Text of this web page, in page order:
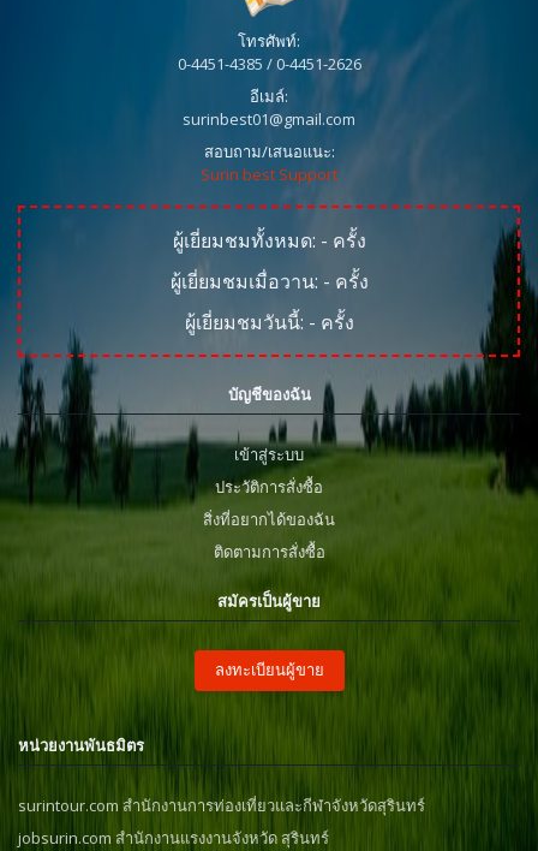
โทรศัพท์:
0-4451-4385 / 0-4451-2626
อีเมล์:
surinbest01@gmail.com
สอบถาม/เสนอแนะ:
Surin best Support
ผู้เยี่ยมชมทั้งหมด: - ครั้ง
ผู้เยี่ยมชมเมื่อวาน: - ครั้ง
ผู้เยี่ยมชมวันนี้: - ครั้ง
บัญชีของฉัน
เข้าสู่ระบบ
ประวัติการสั่งซื้อ
สิ่งที่อยากได้ของฉัน
ติดตามการสั่งซื้อ
สมัครเป็นผู้ขาย
ลงทะเบียนผู้ขาย
หน่วยงานพันธมิตร
surintour.com สำนักงานการท่องเที่ยวและกีฬาจังหวัดสุรินทร์
jobsurin.com สำนักงานแรงงานจังหวัด สุรินทร์